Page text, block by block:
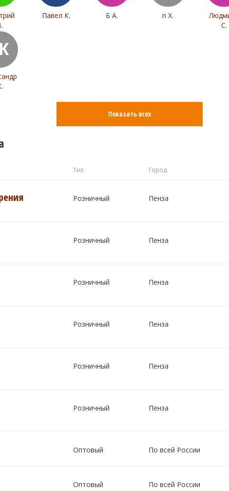
Павел К. Б А. n X.
С.
Показать всех
Тип Город
Розничный Пенза
Розничный Пенза
Розничный Пенза
Розничный Пенза
Розничный Пенза
Розничный Пенза
Оптовый По всей России
Оптовый По всей России